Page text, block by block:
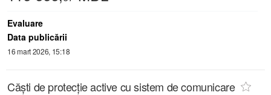
Evaluare
Data publicării
16 mart 2026, 15:18
Căști de protecție active cu sistem de comunicare